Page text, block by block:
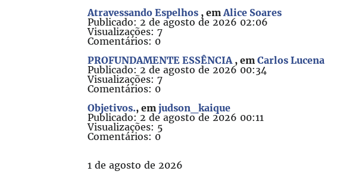
Atravessando Espelhos , emAlice Soares
Publicado: 2 de agosto de 2026 02:06
Visualizações: 7
Comentários: 0
PROFUNDAMENTE ESSÊNCIA , emCarlos Lucena
Publicado: 2 de agosto de 2026 00:34
Visualizações: 7
Comentários: 0
Objetivos., emjudson_kaique
Publicado: 2 de agosto de 2026 00:11
Visualizações: 5
Comentários: 0
1 de agosto de 2026